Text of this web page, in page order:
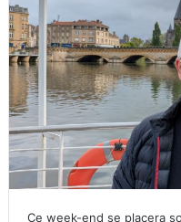
Ce week-end se placera